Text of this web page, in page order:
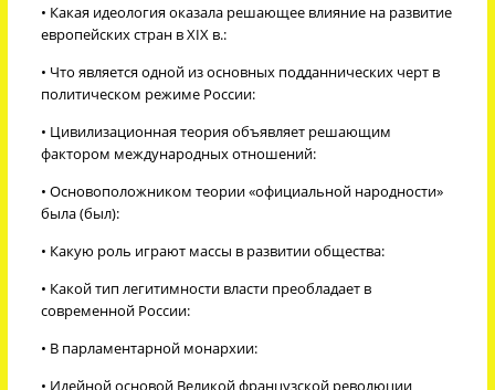
• Какая идеология оказала решающее влияние на развитие
европейских стран в XIX в.:
• Что является одной из основных подданнических черт в
политическом режиме России:
• Цивилизационная теория объявляет решающим
фактором международных отношений:
• Основоположником теории «официальной народности»
была (был):
• Какую роль играют массы в развитии общества:
• Какой тип легитимности власти преобладает в
современной России:
• В парламентарной монархии:
• Идейной основой Великой французской революции